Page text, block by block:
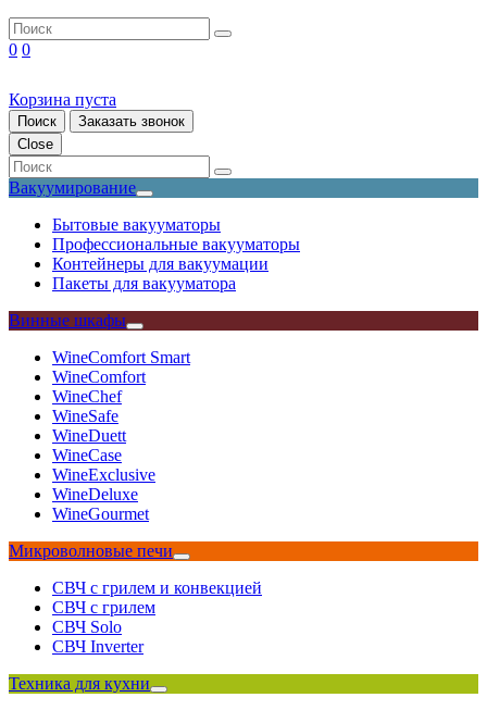
0 0
Корзина пуста
Поиск
Заказать звонок
Close
Вакуумирование
Бытовые вакууматоры
Профессиональные вакууматоры
Контейнеры для вакуумации
Пакеты для вакууматора
Винные шкафы
WineComfort Smart
WineComfort
WineChef
WineSafe
WineDuett
WineCase
WineExclusive
WineDeluxe
WineGourmet
Микроволновые печи
СВЧ с грилем и конвекцией
СВЧ с грилем
СВЧ Solo
СВЧ Inverter
Техника для кухни